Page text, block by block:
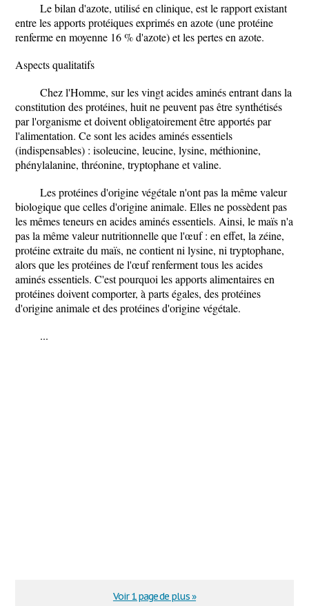
Le bilan d'azote, utilisé en clinique, est le rapport existant
entre les apports protéiques exprimés en azote (une protéine
renferme en moyenne 16 % d'azote) et les pertes en azote.
Aspects qualitatifs
Chez l'Homme, sur les vingt acides aminés entrant dans la
constitution des protéines, huit ne peuvent pas être synthétisés
par l'organisme et doivent obligatoirement être apportés par
l'alimentation. Ce sont les acides aminés essentiels
(indispensables) : isoleucine, leucine, lysine, méthionine,
phénylalanine, thréonine, tryptophane et valine.
Les protéines d'origine végétale n'ont pas la même valeur
biologique que celles d'origine animale. Elles ne possèdent pas
les mêmes teneurs en acides aminés essentiels. Ainsi, le maïs n'a
pas la même valeur nutritionnelle que l'œuf : en effet, la zéine,
protéine extraite du maïs, ne contient ni lysine, ni tryptophane,
alors que les protéines de l'œuf renferment tous les acides
aminés essentiels. C'est pourquoi les apports alimentaires en
protéines doivent comporter, à parts égales, des protéines
d'origine animale et des protéines d'origine végétale.
...
Voir 1 page de plus »